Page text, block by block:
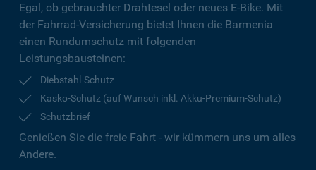
Egal, ob gebrauchter Drahtesel oder neues E-Bike. Mit
der Fahrrad-Versicherung bietet Ihnen die Barmenia
einen Rundumschutz mit folgenden
Leistungsbausteinen:
Diebstahl-Schutz
Kasko-Schutz (auf Wunsch inkl. Akku-Premium-Schutz)
Schutzbrief
Genießen Sie die freie Fahrt - wir kümmern uns um alles
Andere.